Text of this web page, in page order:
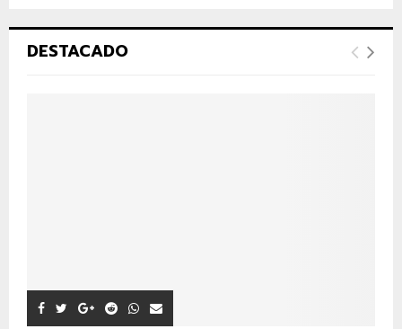
e
Ú
DESTACADO